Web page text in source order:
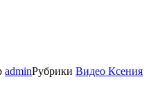
adminРубрики Видео Ксения